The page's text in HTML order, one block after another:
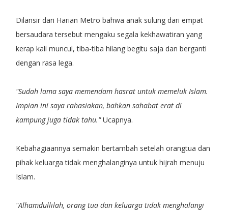
Dilansir dari Harian Metro bahwa anak sulung dari empat
bersaudara tersebut mengaku segala kekhawatiran yang
kerap kali muncul, tiba-tiba hilang begitu saja dan berganti
dengan rasa lega.
"Sudah lama saya memendam hasrat untuk memeluk Islam.
Impian ini saya rahasiakan, bahkan sahabat erat di
kampung juga tidak tahu."Ucapnya.
Kebahagiaannya semakin bertambah setelah orangtua dan
pihak keluarga tidak menghalanginya untuk hijrah menuju
Islam.
"Alhamdullilah, orang tua dan keluarga tidak menghalangi